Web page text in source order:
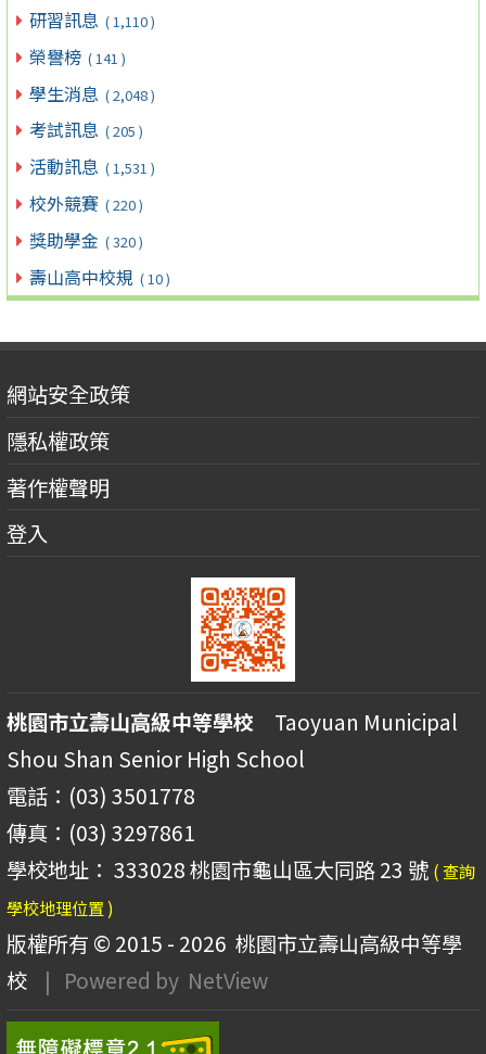
研習訊息 ( 1,110 )
榮譽榜 ( 141 )
學生消息 ( 2,048 )
考試訊息 ( 205 )
活動訊息 ( 1,531 )
校外競賽 ( 220 )
獎助學金 ( 320 )
壽山高中校規 ( 10 )
網站安全政策
隱私權政策
著作權聲明
登入
桃園市立壽山高級中等學校 Taoyuan Municipal
Shou Shan Senior High School
電話：(03) 3501778
傳真：(03) 3297861
學校地址： 333028 桃園市龜山區大同路 23 號 ( 查詢
學校地理位置 )
版權所有 © 2015 - 2026 桃園市立壽山高級中等學
校
| Powered by NetView